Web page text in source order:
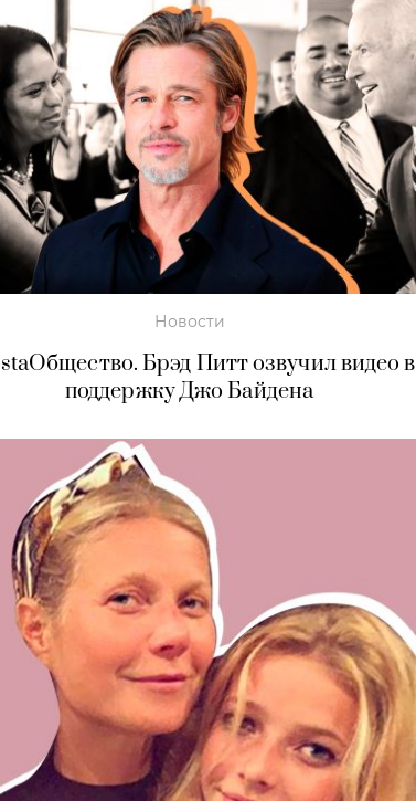
Новости
Брэд Питт озвучил видео в
поддержку Джо Байдена